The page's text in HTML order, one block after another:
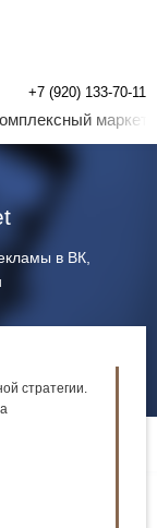
в ВК,
стратегии.
+7 (920) 133-70-11
маркетинг